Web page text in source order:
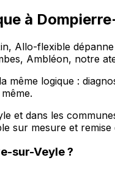
à
Allo-flexible
Ambléon, notre
même logique :
et dans les
sur mesure et
sur-Veyle?